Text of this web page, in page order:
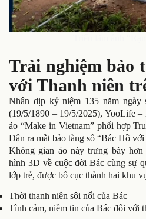
Trải nghiệm bảo
với Thanh niên
Nhân dịp kỷ niệm 135 năm
(19/5/1890 – 19/5/2025), YooLife –
ảo “Make in Vietnam” phối hợp
Dân ra mắt bảo tàng số “Bác Hồ
Không gian ảo này trưng bày
hình 3D về cuộc đời Bác cùng sự
lớp trẻ, được bố cục thành hai khu
Thời thanh niên sôi nổi của Bác
Tình cảm, niềm tin của Bác đối với